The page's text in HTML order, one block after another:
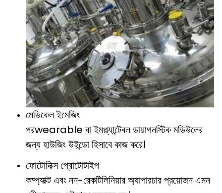
মেডিকেল ইমেজিং
পরwearable বা ইমপ্ল্যান্টেবল ডায়াগনস্টিক মডিউলের
জন্য হাউজিং উইন্ডো হিসাবে কাজ করে।
ফোটোনিক্স প্রোটোটাইপ
কম্প্যাক্ট এবং নন-রেকটিলিনিয়ার অ্যাপারচার প্রয়োজন এমন